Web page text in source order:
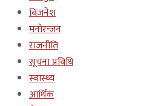
बिजनेश
मनोरन्जन
राजनीति
सूचना प्रबिधि
स्वास्थ्य
आर्थिक